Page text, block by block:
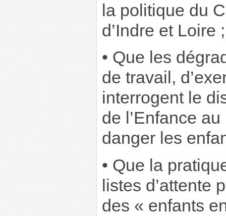
la politique du
d’Indre et Loire ;
• Que les
de travail,
interrogent le
de l’Enfance
danger les
• Que la
listes d’attente
des « enfants